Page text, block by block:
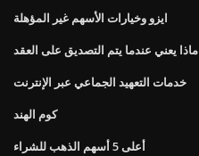
ايزو وخيارات الأسهم غير المؤهلة
ماذا يعني عندما يتم التصديق على العقد
خدمات التعهيد الجماعي عبر الإنترنت
كوم الهند
أعلى 5 أسهم الذهب للشراء